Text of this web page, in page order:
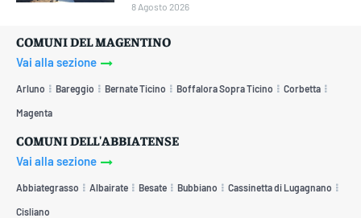
8 Agosto 2026
COMUNI DEL MAGENTINO
Vai alla sezione
Arluno Bareggio Bernate Ticino Boffalora Sopra Ticino Corbetta
Magenta
COMUNI DELL'ABBIATENSE
Vai alla sezione
Abbiategrasso Albairate Besate Bubbiano Cassinetta di Lugagnano
Cisliano